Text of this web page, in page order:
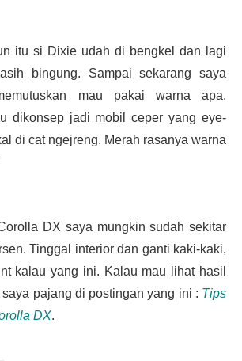
itu si Dixie udah di bengkel dan lagi
bingung. Sampai sekarang saya
mau pakai warna apa.
dikonsep jadi mobil ceper yang eye-
di cat ngejreng. Merah rasanya warna
DX saya mungkin sudah sekitar
Tinggal interior dan ganti kaki-kaki,
kalau yang ini. Kalau mau lihat hasil
pajang di postingan yang ini : Tips
DX.